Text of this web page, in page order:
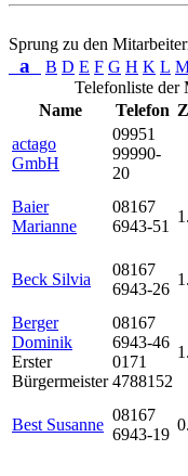
Sprung zu den
a B D E F G H K L
Telefonliste der
Name
Telefon
actago
GmbH
09951
99990-
20
Baier
Marianne
08167
6943-51
Beck Silvia
08167
6943-26
Berger
Dominik
Erster
Bürgermeister
08167
6943-46
0171
4788152
Best Susanne
08167
6943-19